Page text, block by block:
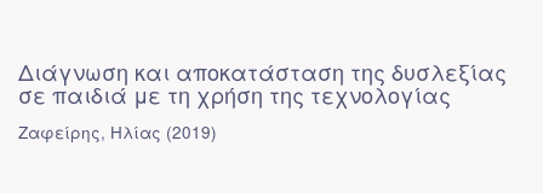
Διάγνωση και αποκατάσταση της δυσλεξίας
σε παιδιά με τη χρήση της τεχνολογίας
Ζαφείρης, Ηλίας (2019)